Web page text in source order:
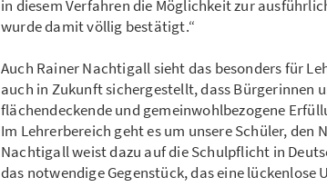
in diesem Verfahren die Möglichkeit zur
wurde damit völlig bestätigt.“
Auch Rainer Nachtigall sieht das besonders für
auch in Zukunft sichergestellt, dass Bürgerinnen
flächendeckende und gemeinwohlbezogene
Im Lehrerbereich geht es um unsere Schüler, den
Nachtigall weist dazu auf die Schulpflicht in
das notwendige Gegenstück, das eine